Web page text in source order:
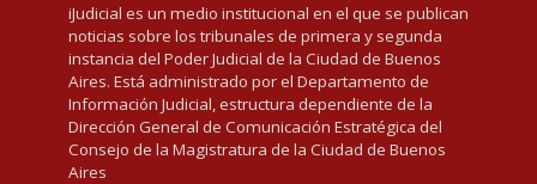
iJudicial es un medio institucional en el que se publican
noticias sobre los tribunales de primera y segunda
instancia del Poder Judicial de la Ciudad de Buenos
Aires. Está administrado por el Departamento de
Información Judicial, estructura dependiente de la
Dirección General de Comunicación Estratégica del
Consejo de la Magistratura de la Ciudad de Buenos
Aires